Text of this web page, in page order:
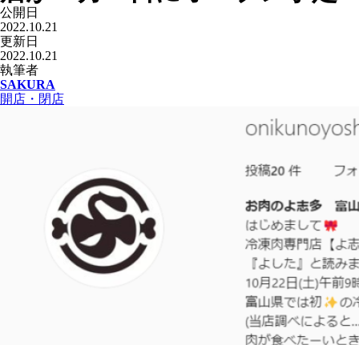
公開日
2022.10.21
更新日
2022.10.21
執筆者
SAKURA
開店・閉店